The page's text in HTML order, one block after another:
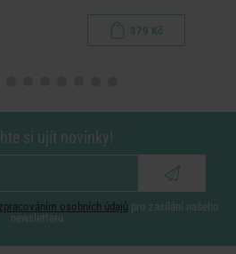
379 Kč
si ujít novinky!
zpracováním osobních údajů pro zasílání našeho
newsletteru